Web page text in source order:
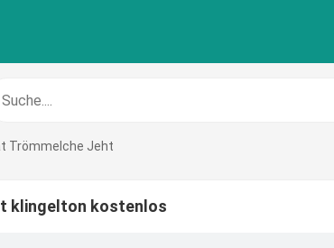
Trömmelche Jeht
klingelton kostenlos